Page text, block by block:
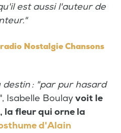
est aussi l'auteur de
Nostalgie Chansons
: "par pur hasard
Isabelle Boulayvoit le
la fleur qui orne la
d'Alain